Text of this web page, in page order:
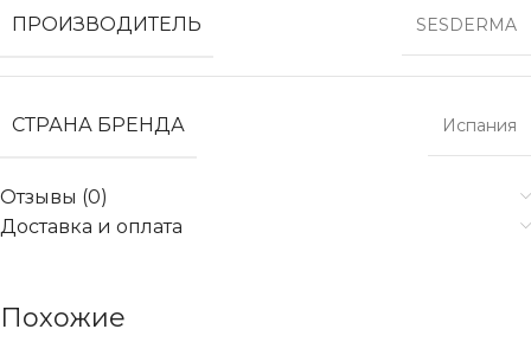
ПРОИЗВОДИТЕЛЬ
SESDERMA
СТРАНА БРЕНДА Испания
Отзывы (0)
Доставка и оплата
Похожие